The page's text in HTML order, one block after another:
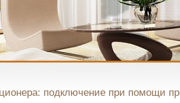
подключение при помощи